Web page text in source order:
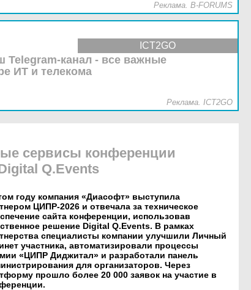
Реклама. B-FORUMS
ICT2GO
Telegram-канал - все важные
ИТ и телекома
Реклама. ICT2GO
сервисы конференции
Q.Events
году компания «Диасофт» выступила
ЦИПР-2026 и отвечала за техническое
сайта конференции, использовав
решение Digital Q.Events. В рамках
специалисты компании улучшили Личный
участника, автоматизировали процессы
«ЦИПР Диджитал» и разработали панель
для организаторов. Через
прошло более 20 000 заявок на участие в